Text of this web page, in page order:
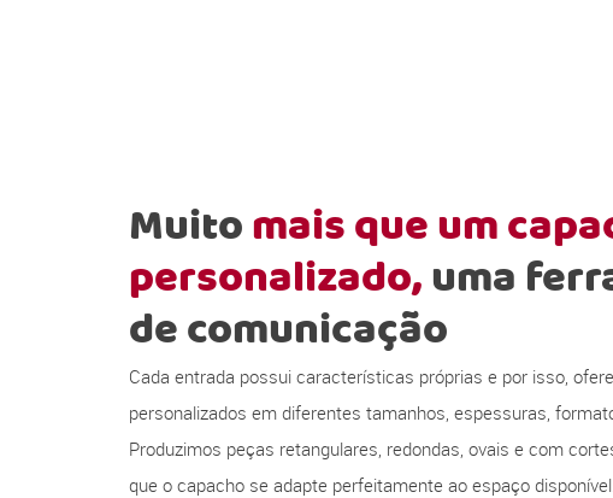
Muitomais que um
personalizado,uma
de comunicação
Cada entrada possui características próprias e por isso,
personalizados em diferentes tamanhos, espessuras,
Produzimos peças retangulares, redondas, ovais e com
que o capacho se adapte perfeitamente ao espaço